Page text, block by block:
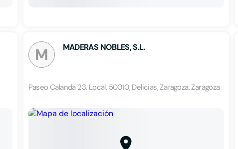
M MADERAS NOBLES, S.L.
Paseo Calanda 23, Local, 50010, Delicias, Zaragoza, Zaragoza